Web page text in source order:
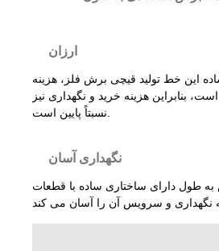
ارزان
این خط تولید قیچی برش فلز، هزینه
بنابراین هزینه خرید و نگهداری نیز
نگهداری آسان
طول دارای ساختاری ساده با قطعات